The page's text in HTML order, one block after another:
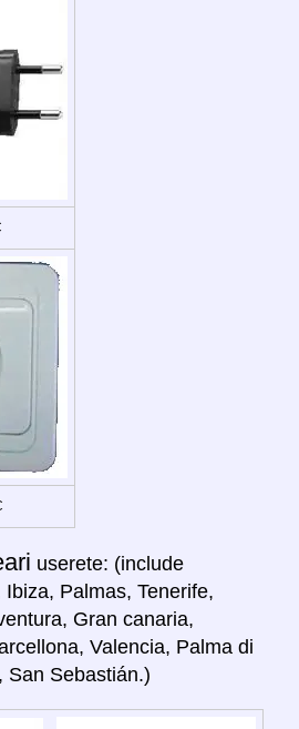
userete: (include
Palmas, Tenerife,
Gran canaria,
Valencia, Palma di
San Sebastián.)